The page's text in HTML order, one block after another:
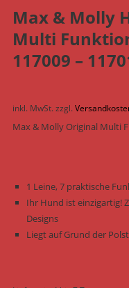
Max & Molly
Multi
117009 –
inkl. MwSt.zzgl.
Max & Molly Original Multi
1 Leine, 7 praktische
Ihr Hund ist einzigartig!
Designs
Liegt auf Grund der